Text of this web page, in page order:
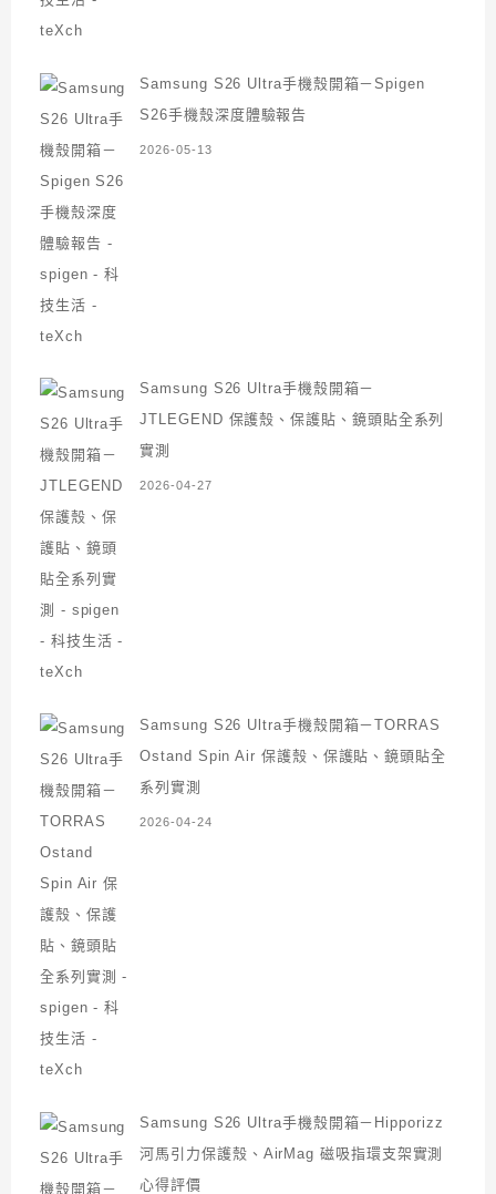
Samsung S26 Ultra手機殼開箱－Spigen
S26手機殼深度體驗報告
2026-05-13
Samsung S26 Ultra手機殼開箱－
JTLEGEND 保護殼、保護貼、鏡頭貼全系列
實測
2026-04-27
Samsung S26 Ultra手機殼開箱－TORRAS
Ostand Spin Air 保護殼、保護貼、鏡頭貼全
系列實測
2026-04-24
Samsung S26 Ultra手機殼開箱－Hipporizz
河馬引力保護殼、AirMag 磁吸指環支架實測
心得評價